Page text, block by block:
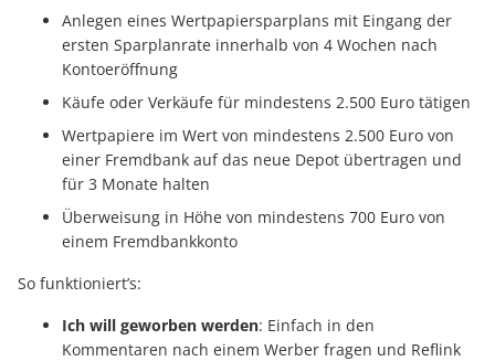
Anlegen eines Wertpapiersparplans mit Eingang der
ersten Sparplanrate innerhalb von 4 Wochen nach
Kontoeröffnung
Käufe oder Verkäufe für mindestens 2.500 Euro tätigen
Wertpapiere im Wert von mindestens 2.500 Euro von
einer Fremdbank auf das neue Depot übertragen und
für 3 Monate halten
Überweisung in Höhe von mindestens 700 Euro von
einem Fremdbankkonto
So funktioniert’s:
Ich will geworben werden: Einfach in den
Kommentaren nach einem Werber fragen und Reflink